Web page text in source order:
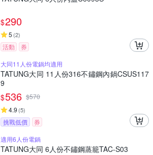
$290
5 (2)
活動
券
大同11人份電鍋均適用
TATUNG大同 11人份316不鏽鋼內鍋CSUS117
9
$536 $570
4.9 (5)
挑戰低價
券
適用6人份電鍋
TATUNG大同 6人份不鏽鋼蒸籠TAC-S03